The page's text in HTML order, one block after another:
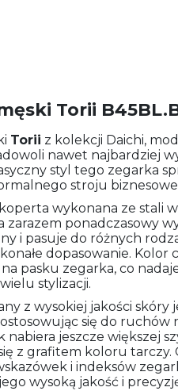
Torii
Torii z kolekcji Daichi,
nawet najbardziej
styl tego zegarka
stroju
wykonana ze stali
zarazem ponadczasowy
i pasuje do różnych
dopasowanie.
na pasku zegarka, co
stylizacji.
z wysokiej jakości
się do
nabiera jeszcze większej
z grafitem koloru
i indeksów
wysoką jakość i